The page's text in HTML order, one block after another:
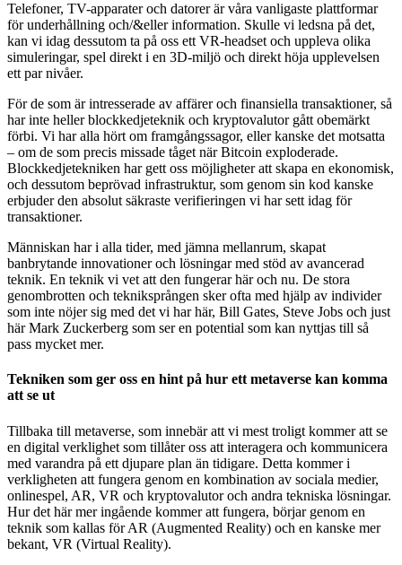
Telefoner, TV-apparater och datorer är våra vanligaste plattformar
för underhållning och/&eller information. Skulle vi ledsna på det,
kan vi idag dessutom ta på oss ett VR-headset och uppleva olika
simuleringar, spel direkt i en 3D-miljö och direkt höja upplevelsen
ett par nivåer.
För de som är intresserade av affärer och finansiella transaktioner, så
har inte heller blockkedjeteknik och kryptovalutor gått obemärkt
förbi. Vi har alla hört om framgångssagor, eller kanske det motsatta
– om de som precis missade tåget när Bitcoin exploderade.
Blockkedjetekniken har gett oss möjligheter att skapa en ekonomisk,
och dessutom beprövad infrastruktur, som genom sin kod kanske
erbjuder den absolut säkraste verifieringen vi har sett idag för
transaktioner.
Människan har i alla tider, med jämna mellanrum, skapat
banbrytande innovationer och lösningar med stöd av avancerad
teknik. En teknik vi vet att den fungerar här och nu. De stora
genombrotten och tekniksprången sker ofta med hjälp av individer
som inte nöjer sig med det vi har här, Bill Gates, Steve Jobs och just
här Mark Zuckerberg som ser en potential som kan nyttjas till så
pass mycket mer.
Tekniken som ger oss en hint på hur ett metaverse kan komma
att se ut
Tillbaka till metaverse, som innebär att vi mest troligt kommer att se
en digital verklighet som tillåter oss att interagera och kommunicera
med varandra på ett djupare plan än tidigare. Detta kommer i
verkligheten att fungera genom en kombination av sociala medier,
onlinespel, AR, VR och kryptovalutor och andra tekniska lösningar.
Hur det här mer ingående kommer att fungera, börjar genom en
teknik som kallas för AR (Augmented Reality) och en kanske mer
bekant, VR (Virtual Reality).